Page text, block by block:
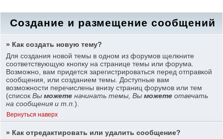
Создание и размещение сообщений
» Как создать новую тему?
Для создания новой темы в одном из форумов щелкните
соответствующую кнопку на странице темы или форума.
Возможно, вам придется зарегистрироваться перед отправкой
сообщения, или созданием темы. Доступные вам
возможности перечислены внизу страниц форумов или тем
(списокВыможете начинать темы, Выможете отвечать
на сообщения и т.п.).
Вернуться наверх
» Как отредактировать или удалить сообщение?